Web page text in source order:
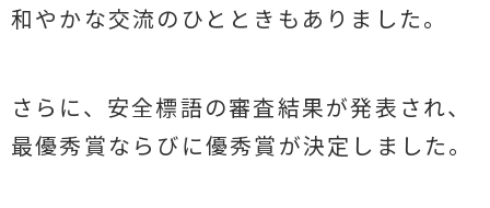
和やかな交流のひとときもありました。
さらに、安全標語の審査結果が発表され、
最優秀賞ならびに優秀賞が決定しました。